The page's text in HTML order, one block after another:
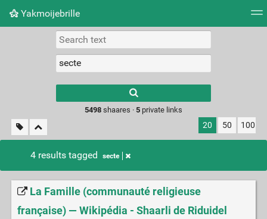
Yakmoijebrille
Picture wall
results.
5498shaares · 5private links
20 50 100
4 results tagged secte
La Famille (communauté religieuse
française) — Wikipédia - Shaarli de Riduidel